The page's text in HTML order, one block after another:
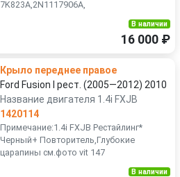
7K823A,2N1117906A,
В наличии
16 000 ₽
Крыло переднее правое
Ford Fusion I рест. (2005—2012) 2010
Название двигателя 1.4i FXJB
1420114
Примечание:1.4i FXJB Рестайлинг*
Черный+ Повторитель,Глубокие
царапины см.фото vit 147
В наличии